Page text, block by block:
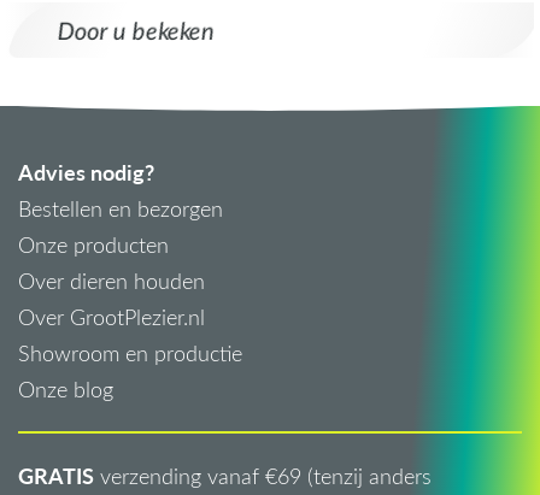
Door u bekeken
Advies nodig?
Bestellen en bezorgen
Onze producten
Over dieren houden
Over GrootPlezier.nl
Showroom en productie
Onze blog
GRATIS verzending vanaf €69 (tenzij anders